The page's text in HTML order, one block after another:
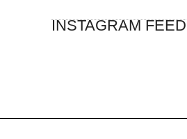
INSTAGRAM FEED